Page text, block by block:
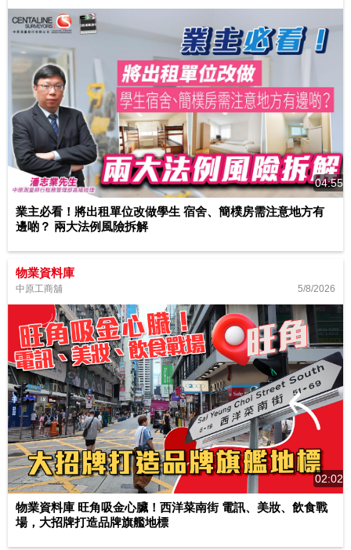
04:55
業主必看！將出租單位改做學生 宿舍、簡樸房需注意地方有
邊啲？ 兩大法例風險拆解
物業資料庫
中原工商舖 5/8/2026
02:02
物業資料庫 旺角吸金心臟！西洋菜南街 電訊、美妝、飲食戰
場，大招牌打造品牌旗艦地標